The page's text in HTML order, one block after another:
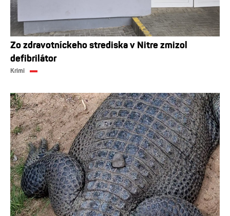
Zo zdravotníckeho strediska v Nitre zmizol
defibrilátor
Krimi